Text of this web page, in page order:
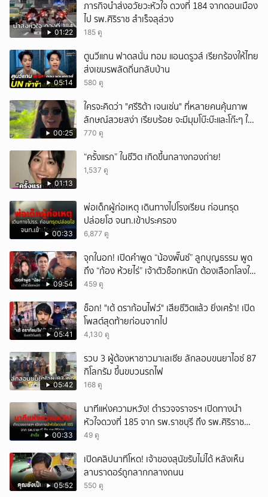
01:22
ภารกิจนำส่งอวัยวะหัวใจ ดวงที่ 184 จากดอนเมือง
ไป รพ.ศิริราช สำเร็จลุล่วง
185 ดู
05:14
ตูนวีแกน ฟาดสนั่น ทอม แอนดรูวส์ เรียกร้องให้ไทย
ส่งเขมรพลัดถิ่นกลับบ้าน
580 ดู
00:25
ใครจะคิดว่า "ศรีริต้า เจนเซ่น" ที่หลายคนคุ้นภาพ
ลักษณ์สวยสง่า เรียบร้อย จะมีมุมโบ๊ะบ๊ะและโก๊ะๆ ให้
ได้อมยิ้มเหมือนกัน งานนี้ทำเอาแฟนๆ ทั้งเอ็นดูทั้ง
770 ดู
01:13
“ครั้งแรก” ในชีวิต เกิดขึ้นกลางกองถ่าย!
1,537 ดู
00:33
พ่อเด็กผู้ก่อเหตุ เดินทางไปโรงเรียน ก่อนทรุด
ปล่อยโฮ จนท.เข้าประครอง
6,877 ดู
09:54
จุกในอก! เปิดคำพูด “น้องพั๊นซ์” ลูกบุญธรรม พูด
ถึง “ก้อง ห้วยไร่” เจ้าตัวช็อกหนัก ต้องเลือกโลงให้
ลูก!
459 ดู
05:41
ช็อก! "เต้ ดราก้อนไฟว์" เสียชีวิตแล้ว ยิ่งเศร้า! เปิด
โพสต์สุดท้ายก่อนจากไป
4,130 ดู
05:42
รวบ 3 ผู้ต้องหาชาวมาเลเซีย ลักลอบขนยาไอซ์ 87
กิโลกรัม ขึ้นขบวนรถไฟ
168 ดู
00:33
นาทีแห่งความหวัง! ตำรวจจราจรฯ เปิดทางนำ
หัวใจดวงที่ 185 จาก รพ.ราชบุรี ถึง รพ.ศิริราช
สำเร็จใน 48 นาที
49 ดู
05:52
เปิดคลิปนาทีโหด! เจ้าของสุนัขรับไม่ได้ หลังเห็น
ลาบราดอร์ถูกลากกลางถนน
550 ดู